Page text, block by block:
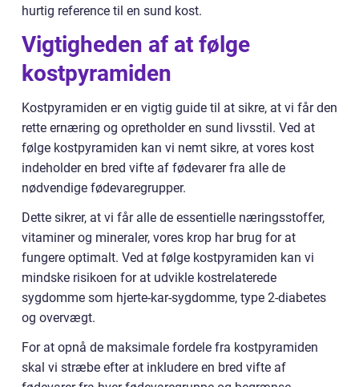
hurtig reference til en sund kost.
Vigtigheden af at følge
kostpyramiden
Kostpyramiden er en vigtig guide til at sikre, at vi får den
rette ernæring og opretholder en sund livsstil. Ved at
følge kostpyramiden kan vi nemt sikre, at vores kost
indeholder en bred vifte af fødevarer fra alle de
nødvendige fødevaregrupper.
Dette sikrer, at vi får alle de essentielle næringsstoffer,
vitaminer og mineraler, vores krop har brug for at
fungere optimalt. Ved at følge kostpyramiden kan vi
mindske risikoen for at udvikle kostrelaterede
sygdomme som hjerte-kar-sygdomme, type 2-diabetes
og overvægt.
For at opnå de maksimale fordele fra kostpyramiden
skal vi stræbe efter at inkludere en bred vifte af